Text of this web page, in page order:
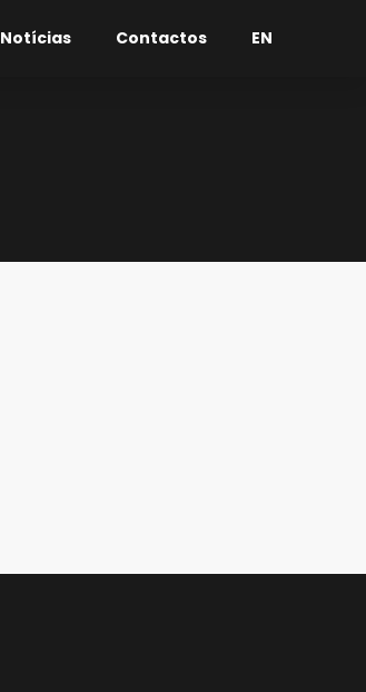
Notícias Contactos EN